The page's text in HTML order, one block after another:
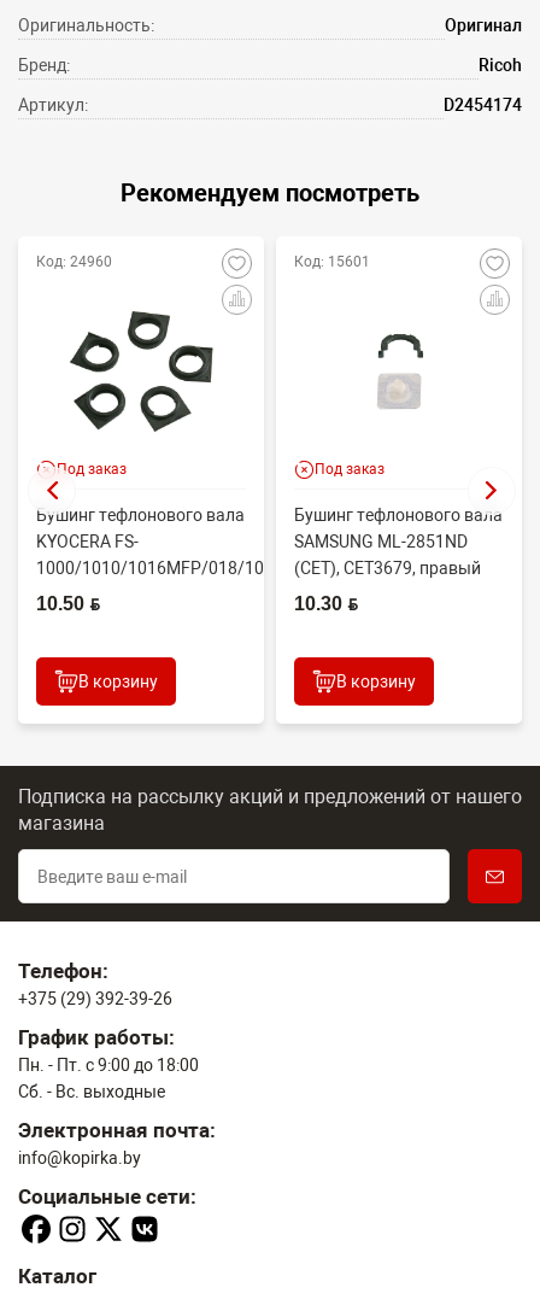
Оригинальность: Оригинал
Бренд: Ricoh
Артикул: D2454174
Рекомендуем посмотреть
Код: 24960
Под заказ
Бушинг тефлонового вала
KYOCERA FS-
1000/1010/1016MFP/018/1020/1030D
(CET), CET4313B, ...
10.50 BYN
В корзину
Код: 15601
Под заказ
Бушинг тефлонового вала
SAMSUNG ML-2851ND
(CET), CET3679, правый
JC61-02335A
10.30 BYN
В корзину
Подписка на рассылку акций и предложений от нашего
магазина
Телефон:
+375 (29) 392-39-26
График работы:
Пн. - Пт. с 9:00 до 18:00
Сб. - Вс. выходные
Электронная почта:
info@kopirka.by
Социальные сети:
Каталог